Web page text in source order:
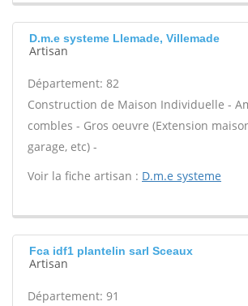
D.m.e systeme Llemade, Villemade
Artisan
Département: 82
Construction de Maison Individuelle -
combles - Gros oeuvre (Extension
garage, etc) -
Voir la fiche artisan : D.m.e systeme
Fca idf1 plantelin sarl Sceaux
Artisan
Département: 91